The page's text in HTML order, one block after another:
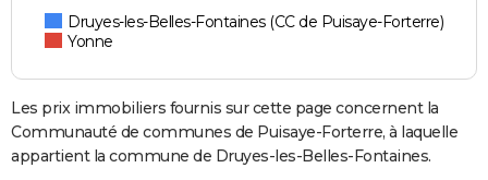
Druyes-les-Belles-Fontaines (CC de Puisaye-Forterre)
Yonne
Les prix immobiliers fournis sur cette page concernent la
Communauté de communes de Puisaye-Forterre, à laquelle
appartient la commune de Druyes-les-Belles-Fontaines.